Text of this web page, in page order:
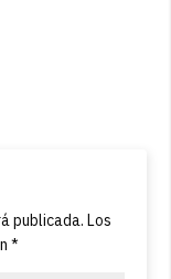
publicada. Los
*